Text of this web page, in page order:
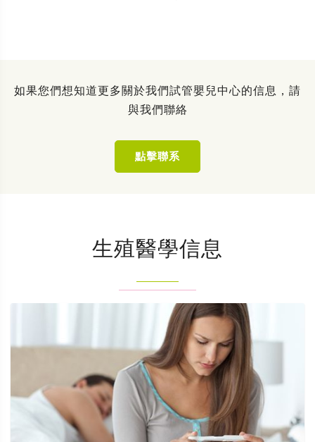
如果您們想知道更多關於我們試管嬰兒中心的信息，請
與我們聯絡
點擊聯系
生殖醫學信息